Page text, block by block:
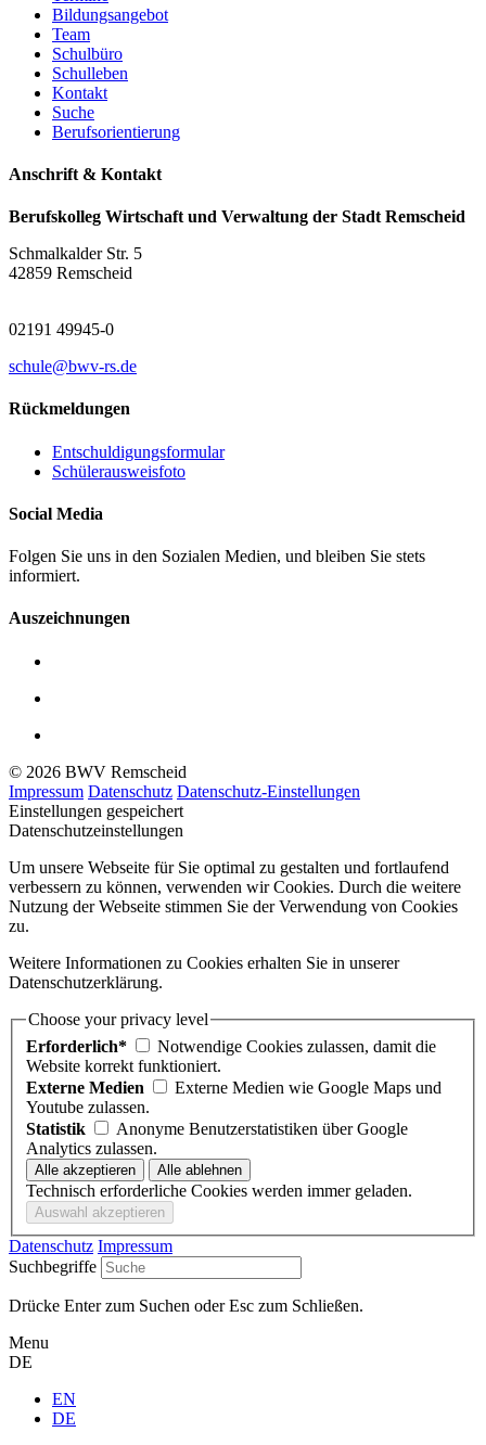
Bildungsangebot
Team
Schulbüro
Schulleben
Kontakt
Suche
Berufsorientierung
Anschrift & Kontakt
Berufskolleg Wirtschaft und Verwaltung der Stadt Remscheid
Schmalkalder Str. 5
42859 Remscheid
02191 49945-0
schule@bwv-rs.de
Rückmeldungen
Entschuldigungsformular
Schülerausweisfoto
Social Media
Folgen Sie uns in den Sozialen Medien, und bleiben Sie stets
informiert.
Auszeichnungen
© 2026 BWV Remscheid
Impressum Datenschutz Datenschutz-Einstellungen
Einstellungen gespeichert
Datenschutzeinstellungen
Um unsere Webseite für Sie optimal zu gestalten und fortlaufend
verbessern zu können, verwenden wir Cookies. Durch die weitere
Nutzung der Webseite stimmen Sie der Verwendung von Cookies
zu.
Weitere Informationen zu Cookies erhalten Sie in unserer
Datenschutzerklärung.
Choose your privacy level
Erforderlich*
Notwendige Cookies zulassen, damit die
Website korrekt funktioniert.
Externe Medien
Externe Medien wie Google Maps und
Youtube zulassen.
Statistik
Anonyme Benutzerstatistiken über Google
Analytics zulassen.
Technisch erforderliche Cookies werden immer geladen.
Datenschutz Impressum
Suchbegriffe
Drücke Enter zum Suchen oder Esc zum Schließen.
Menu
DE
EN
DE